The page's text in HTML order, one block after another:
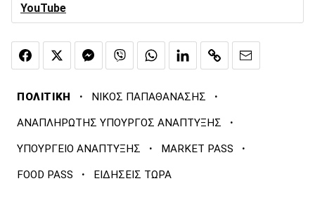
YouTube
ΠΟΛΙΤΙΚΗ · ΝΙΚΟΣ ΠΑΠΑΘΑΝΑΣΗΣ ·
ΑΝΑΠΛΗΡΩΤΗΣ ΥΠΟΥΡΓΟΣ ΑΝΑΠΤΥΞΗΣ ·
ΥΠΟΥΡΓΕΙΟ ΑΝΑΠΤΥΞΗΣ · MARKET PASS ·
FOOD PASS · ΕΙΔΗΣΕΙΣ ΤΩΡΑ